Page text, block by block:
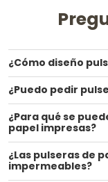
¿Cómo diseño
¿Puedo pedir
¿Para qué se
papel impresas?
¿Las pulseras de
impermeables?